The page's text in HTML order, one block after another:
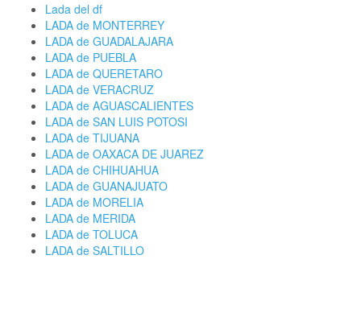
Lada del df
LADA de MONTERREY
LADA de GUADALAJARA
LADA de PUEBLA
LADA de QUERETARO
LADA de VERACRUZ
LADA de AGUASCALIENTES
LADA de SAN LUIS POTOSI
LADA de TIJUANA
LADA de OAXACA DE JUAREZ
LADA de CHIHUAHUA
LADA de GUANAJUATO
LADA de MORELIA
LADA de MERIDA
LADA de TOLUCA
LADA de SALTILLO